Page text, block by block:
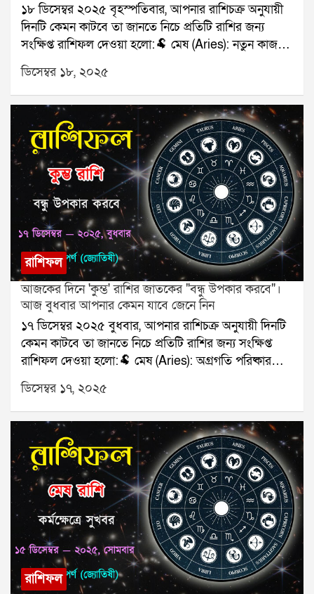
১৮ ডিসেম্বর ২০২৫ বৃহস্পতিবার, আপনার রাশিচক্র অনুযায়ী
দিনটি কেমন কাটবে তা জানতে নিচে প্রতিটি রাশির জন্য
সংক্ষিপ্ত রাশিফল দেওয়া হলো:🐏 মেষ (Aries): নতুন কাজ
শুরু।🐂 বৃষ (Taurus): পরিবারে সুখবর।👥 মিথুন
(Gemini): মিটিং শুভ।🦀 কর্কট (Cancer): স্বাস্থ্যে নজর দিন।
🦁 সিংহ (Leo): আয়ের প্রবাহ বাড়বে।🌾 কন্যা (Virgo): প্রেম
মধুর।⚖️ তুলা (Libra): যাত্রার ভাবনা।🦂 বৃশ্চিক (Scorpio):
টাকার লেনদেন সফল।🏹 ধনু (Sagittarius): অগ্রগতি স্থির।
🐐 মকর (Capricorn): ভুল বোঝাবুঝি কমবে।🌊 কুম্ভ
(Aquarius): বন্ধুর সঙ্গে সময় কাটবে।🐟 মীন (Pisces):
নথি সংক্রান্ত কাজ সফল।যে কোনও সমস্যার স্থায়ী সমাধানের
জন্য যোগাযোগ করুনঃ শ্রী সূপর্ণ (জ্যোতিষী)যোগাযোগঃ
৯৮৩০০৬৫২৪০, ওয়েবসাইটঃ www.srisuparna.com
ডিসেম্বর ১৮, ২০২৫
রাশিফল
আজকের দিনে 'কুম্ভ' রাশির জাতকের "বন্ধু উপকার করবে"।
আজ বুধবার আপনার কেমন যাবে জেনে নিন
১৭ ডিসেম্বর ২০২৫ বুধবার, আপনার রাশিচক্র অনুযায়ী দিনটি
কেমন কাটবে তা জানতে নিচে প্রতিটি রাশির জন্য সংক্ষিপ্ত
রাশিফল দেওয়া হলো:🐏 মেষ (Aries): অগ্রগতি পরিষ্কার
হবে।🐂 বৃষ (Taurus): পরিবারের সঙ্গে ভালো সময়।👥
মিথুন (Gemini): সিদ্ধান্ত নিতে হবে।🦀 কর্কট (Cancer):
রোগ প্রতিরোধে সতর্কতা।🦁 সিংহ (Leo): অর্থপ্রাপ্তি।🌾 কন্যা
(Virgo): সম্পর্কের উষ্ণতা।⚖️ তুলা (Libra): ভ্রমণ নিশ্চিত।🦂
বৃশ্চিক (Scorpio): পাওনা মিলবে।🏹 ধনু (Sagittarius):
কাজ দ্রুত এগোবে।🐐 মকর (Capricorn): কথায় সতর্ক।🌊
কুম্ভ (Aquarius): বন্ধু উপকার করবে।🐟 মীন (Pisces):
কাগজপত্রে সাফল্য।যে কোনও সমস্যার স্থায়ী সমাধানের জন্য
যোগাযোগ করুনঃ শ্রী সূপর্ণ (জ্যোতিষী)যোগাযোগঃ
৯৮৩০০৬৫২৪০, ওয়েবসাইটঃ www.srisuparna.com
ডিসেম্বর ১৭, ২০২৫
রাশিফল